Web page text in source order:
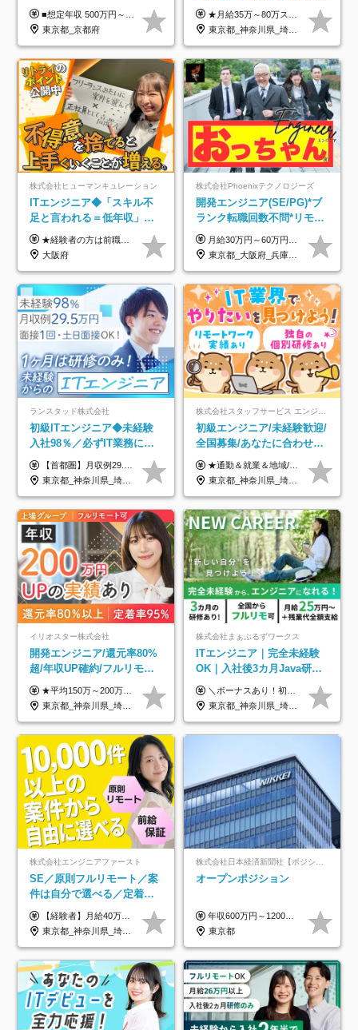
■想定年収 500万円～900万円 月給制 月給278,000円～ ※残業が発生した場合、残業代を別途全額支給します ※試用期間2ヶ月あり(待遇や給与に差異はありません)
東京都_京都府
3h■最大3ヶ月の連休あり■
年休126日■20～30代活躍
中！
★月給35万～80万スタートも可 【未経験の方】 ■月給26万～80万＋賞与年2回（年2ヶ月分） 【何かしらのインフラエンジニア経験をお持ちの方】 ■月給35万～80万＋賞与年2回（年2ヶ月分） ※スキル・経験などを考慮し決定します ※試用期間6ヶ月あり。期間中は契約社員となります。その他の待遇に差異はありません（試用期間終了後、昇給の可能性あり） ※上記金額には固定残業代（月30時間分／4万9600円～15万2600円）を含みます。超過分は別途支給いたします。 ＼頑張りはインセンティブで還元！／ クライアントに貢献度を評価され、当社のエンジニアが追加で案件に参画することになるなど、会社にとって利益になる行動はしっかり評価します。 会社の成長に貢献できていることを実感でき、「もっと頑張ろう」と思える体制づくりを整えています！
東京都_神奈川県_埼玉県_千葉県_大阪府
株式会社ヒューマンキュレーション
ITエンジニア◆「スキル不
足と言われる＝低年収」で
はない！｜ 不安を克服し、
年収アップした社員の実例
★経験者の方は前職の年収以上を保証します ★案件単価を開示した上で80％以上を還元します 月給25万円以上＋賞与年2回 ※経験や能力を考慮の上で優遇します ※試用期間が3ヶ月(その間の給与・待遇・雇用形態に変更はありません) ※月給には月20時間分のみなし残業手当(5万円)を含みます(超過分は別途支給) ★残業平均は月10時間以下ですので、毎月10時間分程度はお得です！
大阪府
株式会社Phoenixテクノロジーズ
開発エンジニア(SE/PG)*ブ
ランク転職回数不問*リモー
ト案件多数*残業ほぼ0*通院
のための半休制度あり
月給30万円～60万円+住宅手当+職能手当+役職手当+決算賞与+報奨金 ※経験・能力を考慮し、優遇します ※給与には20時間分のみなし時間外手当(3万7000円以上)を含みます(超過時間分は別途追加支給) ※試用期間3～6ヵ月あり(その間の給与、待遇に差異なし) ※場合によって契約社員での採用の可能性あり(面接時に応相談)
東京都_大阪府_兵庫県_京都府_福岡県
ランスタッド株式会社
初級ITエンジニア◆未経験
入社98％／必ずIT業務に配
属／月収例29.5万円／Web
面接1回／土日面接可/SE
【首都圏】月収例29.5万円（月給26万円＋諸手当） 【東海・関西】月収例28.5万円（月給25万円＋諸手当） 【九州】月収例26万円（月給23万円＋諸手当） ※経験・スキル・前職給与を踏まえ、総合的に判断して決定します。 例：首都圏 月収例31万円（月給27万円＋諸手当） ◆各種手当 ・通勤手当（上限4万円まで） ・残業代手当（1分単位で全額支給） ※固定残業代制は採用しておりません ・深夜勤務手当 ・資格取得支援（ランクに応じてお祝い金1万円～10万円を支給） ◆昇給：年1回 ◆補足 ・研修中1ヶ月間は、時給1670円となります。 ・試用期間6ヶ月あり。その間の待遇に変更はありません。 ※詳細は面接時にご案内します。
東京都_神奈川県_埼玉県_千葉県_大阪府_愛知県_兵庫県_京都府_福岡県
初級エンジニア/未経験歓迎/
全国募集/あなたに合わせた
オリジナル研修をご用
意/AI・IoT/残業平均8時間
★通勤＆就業＆地域/住宅＆役職手当あり ★残業代は全額支給 ★選べる給与制度あり！ ■東京・神奈川・千葉・埼玉勤務の場合 月給24.5万円～55万円＋諸手当 （残業代は全額支給） (20,000円の地域/住宅手当込み) ■愛知・京都・大阪・兵庫勤務の場合 月給24万円以上＋諸手当 （残業代は全額支給） (15,000円の地域/住宅手当込み) ■茨城・栃木・群馬・静岡・三重・滋賀・広島・福岡勤務の場合 月給23.5万円以上＋諸手当 （残業代は全額支給） (10,000円の地域/住宅手当込み) ■北海道・宮城・山梨・長野・岐阜・奈良・和歌山・岡山勤務の場合 月給23万円以上＋諸手当 （残業代は全額支給） (5,000円の地域/住宅手当込み) ■その他のエリア勤務の場合 月給22.5万円以上＋諸手当 （残業代は全額支給） ※経験や能力を考慮し、当社規定により優遇します 【昇給：年一回実施】 【選べる給与制度】 ★収入を重視する方に… 「変動型人事制度」の選択も可能（派遣先からの評価に応じて収入アップ！） ※年2回のタイミングで希望者と面談の上決定します。
東京都_神奈川県_埼玉県_千葉県_大阪府_愛知県_北海道_岩手県_宮城県_山形県_福島県_茨城県_栃木県_群馬県_山梨県_長野県_富山県_石川県_静岡県_岐阜県_三重県_兵庫県_京都府_滋賀県_奈良県_広島県_岡山県_山口県_愛媛県_福岡県_熊本県_長崎県
イリオスター株式会社
開発エンジニア/還元率80%
超/年収UP確約/フルリモ
OK/年休130日/平均残業7h/
約2万件の案件から選択
★平均150万～200万円年収UPを実現！ ★前職給与を100％保証！ ★案件内容の開示・明確な評価体制あり ⇒クライアント評価で即昇給を実現したケースも◎ ★年12回（毎月昇給チャンスあり） ■月給35万円～103万円 ※経験・能力・前職給与を考慮し、決定 ※上記給与には月30時間分(6万6500円以上)の固定残業代が含まれます。超過分は手当として別途支給します ※試用期間3ヶ月あり(期間中の給与・待遇面に差異はありません) ▼収入アップの実例をご紹介 ───────────── ★働き方改革をした30代男性（PG） 子どもが生まれたばかりなのに、忙しい現場で残業も月50～60時間が当たり前。 ⇒残業ほぼゼロ＆週3リモートの働き方に！しかも給与もアップ！ ★収入アップした30代男性（PM） 子供が3人いて家計も苦しく、残業代で稼ぐ日々… ⇒残業をたくさんしていた年収額より、100万円以上アップしました！
東京都_神奈川県_埼玉県_千葉県_大阪府_愛知県_北海道_青森県_岩手県_宮城県_秋田県_山形県_福島県_茨城県_栃木県_群馬県_新潟県_山梨県_長野県_富山県_石川県_福井県_静岡県_岐阜県_三重県_兵庫県_京都府_滋賀県_奈良県_和歌山県_広島県_岡山県_鳥取県_島根県_山口県_徳島県_香川県_愛媛県_高知県_福岡県_熊本県_佐賀県_長崎県_大分県_宮崎県_鹿児島県_沖縄県
株式会社まぁぶるずワークス
ITエンジニア｜完全未経験
OK｜入社後3カ月Java研修
｜リモート率8割以上｜充実
のキャリア支援｜残業月10h
＼ボーナスあり！初年度から年収300万円以上／ ■月給25万円～35万円＋残業代全額支給＋各種手当＋賞与年1回 ◎経験・年齢・スキルなどを考慮し、できるだけ優遇します ◎試用期間中(3カ月)は契約社員で、月給18万円＋諸手当になります。 (試用期間中は残業が発生しません。その他の待遇に変更はありません) ----------------- ＼3つの評価軸！実力次第で早期収入アップ！／ 【1】スキル(IT理解、実装力、設計) 【2】実務力(現場評価、コミュ力、品質) 【3】姿勢(自走力、意欲、責任感) この3つの評価軸で、3カ月ごとに評価。社内グレードにより、給与が決まる明確な仕組みです。何ができれば給与が上がるのか分かりやすく、実力や努力次第で早期に収入を増やせます！ 【固定残業代について】 なし（残業代は、実際の労働時間に応じて別途全額支給）
東京都_神奈川県_埼玉県_千葉県_大阪府_愛知県_北海道_青森県_岩手県_宮城県_秋田県_山形県_福島県_茨城県_栃木県_群馬県_新潟県_山梨県_長野県_富山県_石川県_福井県_静岡県_岐阜県_三重県_兵庫県_京都府_滋賀県_奈良県_和歌山県_広島県_岡山県_鳥取県_島根県_山口県_徳島県_香川県_愛媛県_高知県_福岡県_熊本県_佐賀県_長崎県_大分県_宮崎県_鹿児島県_沖縄県
株式会社エンジニアファースト
SE／原則フルリモート／案
件は自分で選べる／定着率
93%／20～30代活躍中！
【経験者】月給40万円～120万円(固定残業代含む)+各種手当 ★前職給与の総収入額を100％保証｜還元率84％〜100％ ★20代の平均年収570万円 ※月給には、みなし残業手当(月30時間／5万8000円以上)を含みます 超過分は別途追加支給 ※固定残業代は、時間外労働の有無に関わらず30時間分を、月5万8000円~15万7000円支給 ※上記を超える時間外労働分は追加で支給 【未経験者】月給21万円以上＋各種手当 固定残業なし(残業代発生分全額支給) ※6ヶ月の試用期間あり（※条件に変動なし） ▼単価連動性×還元率は84％～100％で収入の大幅UPが可能！ ・案件単価が月50万円の場合：年収417万円 ・案件単価が月70万円の場合：年収584万円 ・案件単価が月100万円の場合：年収834万円 ＜モデル年収＞ ▼400万円～500万円(入社初年度) ▼542万円～626万円(入社2年) ▼667万円～700万円(入社3年） ▼709万円～801万円(入社5年）
東京都_神奈川県_埼玉県_千葉県_大阪府_愛知県_北海道_青森県_岩手県_宮城県_秋田県_山形県_福島県_茨城県_栃木県_群馬県_新潟県_山梨県_長野県_富山県_石川県_福井県_静岡県_岐阜県_三重県_兵庫県_京都府_滋賀県_奈良県_和歌山県_広島県_岡山県_鳥取県_島根県_山口県_徳島県_香川県_愛媛県_高知県_福岡県_熊本県_佐賀県_長崎県_大分県_宮崎県_鹿児島県_沖縄県
株式会社日本経済新聞社【ポジションマッチ登録】
オープンポジション
年収600万円～1200万円 ※上記年収は、想定年収です。住居費補助、子手当などの各種手当を含む金額です。 ※経験・能力等を考慮の上、当社規定により決定します。
東京都